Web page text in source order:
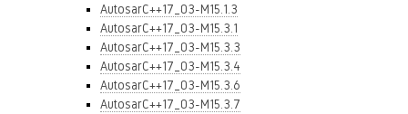
AutosarC++17_03-M15.1.3
AutosarC++17_03-M15.3.1
AutosarC++17_03-M15.3.3
AutosarC++17_03-M15.3.4
AutosarC++17_03-M15.3.6
AutosarC++17_03-M15.3.7